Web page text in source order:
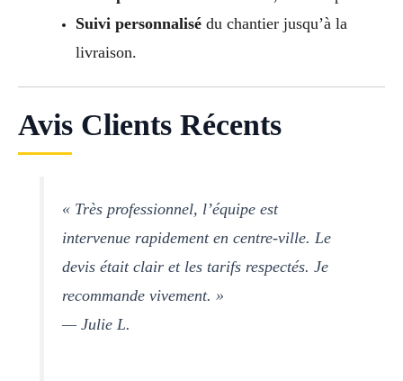
Suivi personnalisédu chantier jusqu’à la
livraison.
Avis Clients Récents
« Très professionnel, l’équipe est
intervenue rapidement en centre-ville. Le
devis était clair et les tarifs respectés. Je
recommande vivement. »
— Julie L.